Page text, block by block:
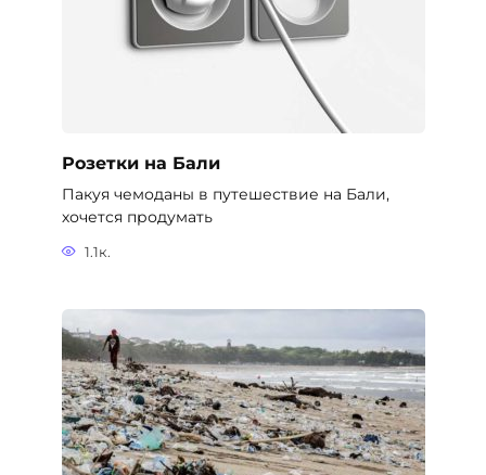
Розетки на Бали
Пакуя чемоданы в путешествие на Бали,
хочется продумать
1.1к.